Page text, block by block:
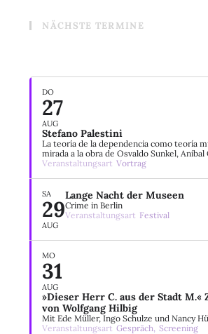
NÄCHSTE TERMINE
DO
27
AUG
Stefano Palestini
La teoría de la dependencia como teoría
mirada a la obra de Osvaldo Sunkel,
Veranstaltungsart Vortrag
SA
29
AUG
Lange Nacht der Museen
Crime in Berlin
Veranstaltungsart Festival
MO
31
AUG
»Dieser Herr C. aus der Stadt M.«
von Wolfgang Hilbig
Mit Ede Müller, Ingo Schulze und Nancy
Veranstaltungsart Gespräch, Screening